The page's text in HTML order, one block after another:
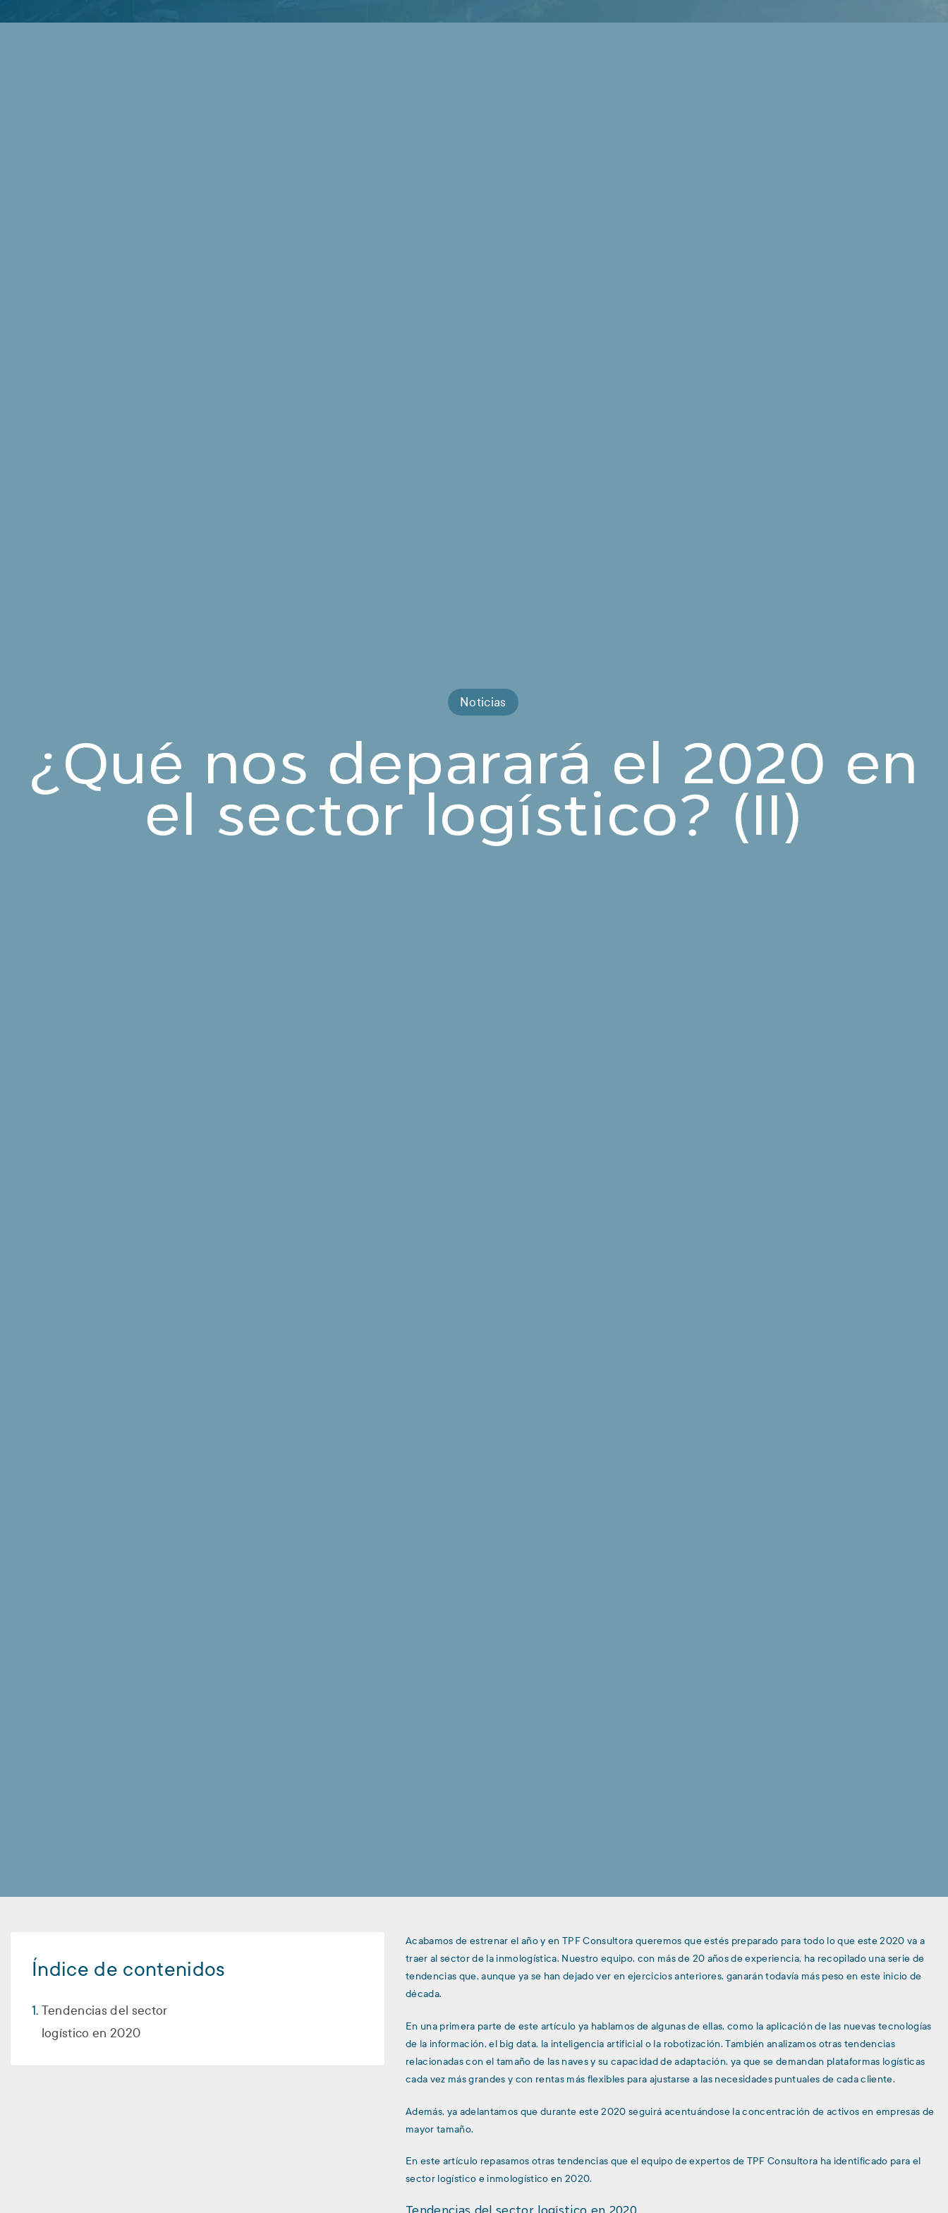
Noticias
¿Qué nos deparará el 2020 en
el sector logístico? (II)
Índice de contenidos
Tendencias del sector
logístico en 2020
Acabamos de estrenar el año y en TPF Consultora queremos que estés preparado para todo lo que este 2020 va a
traer al sector de la inmologística. Nuestro equipo, con más de 20 años de experiencia, ha recopilado una serie de
tendencias que, aunque ya se han dejado ver en ejercicios anteriores, ganarán todavía más peso en este inicio de
década.
En una primera parte de este artículo ya hablamos de algunas de ellas, como la aplicación de las nuevas tecnologías
de la información, el big data, la inteligencia artificial o la robotización. También analizamos otras tendencias
relacionadas con el tamaño de las naves y su capacidad de adaptación, ya que se demandan plataformas logísticas
cada vez más grandes y con rentas más flexibles para ajustarse a las necesidades puntuales de cada cliente.
Además, ya adelantamos que durante este 2020 seguirá acentuándose la concentración de activos en empresas de
mayor tamaño.
En este artículo repasamos otras tendencias que el equipo de expertos de TPF Consultora ha identificado para el
sector logístico e inmologístico en 2020.